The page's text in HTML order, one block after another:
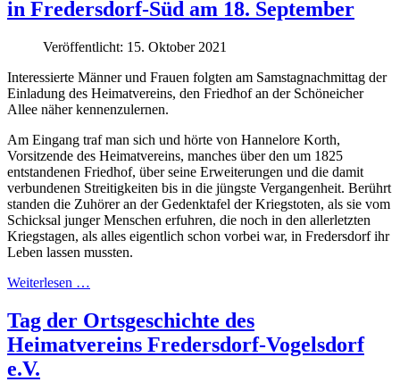
in Fredersdorf-Süd am 18. September
Veröffentlicht: 15. Oktober 2021
Interessierte Männer und Frauen folgten am Samstagnachmittag der
Einladung des Heimatvereins, den Friedhof an der Schöneicher
Allee näher kennenzulernen.
Am Eingang traf man sich und hörte von Hannelore Korth,
Vorsitzende des Heimatvereins, manches über den um 1825
entstandenen Friedhof, über seine Erweiterungen und die damit
verbundenen Streitigkeiten bis in die jüngste Vergangenheit. Berührt
standen die Zuhörer an der Gedenktafel der Kriegstoten, als sie vom
Schicksal junger Menschen erfuhren, die noch in den allerletzten
Kriegstagen, als alles eigentlich schon vorbei war, in Fredersdorf ihr
Leben lassen mussten.
Weiterlesen …
Tag der Ortsgeschichte des
Heimatvereins Fredersdorf-Vogelsdorf
e.V.